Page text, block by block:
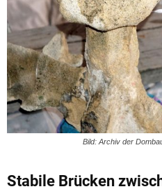
Bild: Archiv der
Stabile Brücken